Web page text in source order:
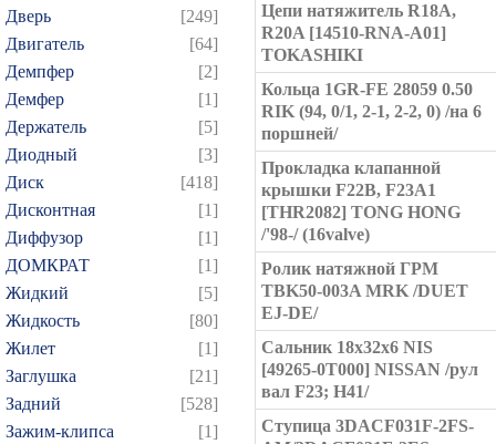
Дверь
[249]
Двигатель
[64]
Демпфер
[2]
Демфер
[1]
Держатель
[5]
Диодный
[3]
Диск
[418]
Дисконтная
[1]
Диффузор
[1]
ДОМКРАТ
[1]
Жидкий
[5]
Жидкость
[80]
Жилет
[1]
Заглушка
[21]
Задний
[528]
Зажим-клипса
[1]
Цепи натяжитель R18A,
R20A [14510-RNA-A01]
TOKASHIKI
Кольца 1GR-FE 28059 0.50
RIK (94, 0/1, 2-1, 2-2, 0) /на 6
поршней/
Прокладка клапанной
крышки F22B, F23A1
[THR2082] TONG HONG
/'98-/ (16valve)
Ролик натяжной ГРМ
TBK50-003A MRK /DUET
EJ-DE/
Сальник 18x32x6 NIS
[49265-0T000] NISSAN /рул
вал F23; H41/
Ступица 3DACF031F-2FS-